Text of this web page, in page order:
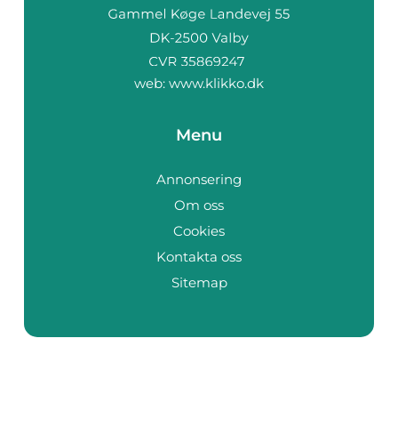
web: www.klikko.dk
Menu
Annonsering
Om oss
Cookies
Kontakta oss
Sitemap